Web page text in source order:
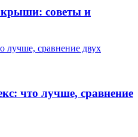
крыши: советы и
лучше, сравнение двух
что лучше, сравнение